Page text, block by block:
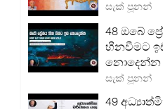
සැක් පූනන්
48 ඔබේ
හීනවීමට
නොදෙන්න
සැක් පූනන්
49